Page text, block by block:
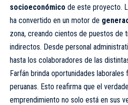
socioeconómico de este proyecto.
ha convertido en un motor de
zona, creando cientos de puestos de
indirectos. Desde personal
hasta los colaboradores de las
Farfán brinda oportunidades laborales
peruanas. Esto reafirma que el
emprendimiento no solo está en sus